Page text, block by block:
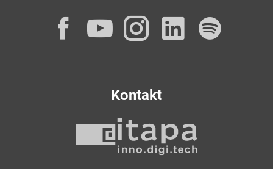
Facebook
YouTube
Instagram
Kontakt